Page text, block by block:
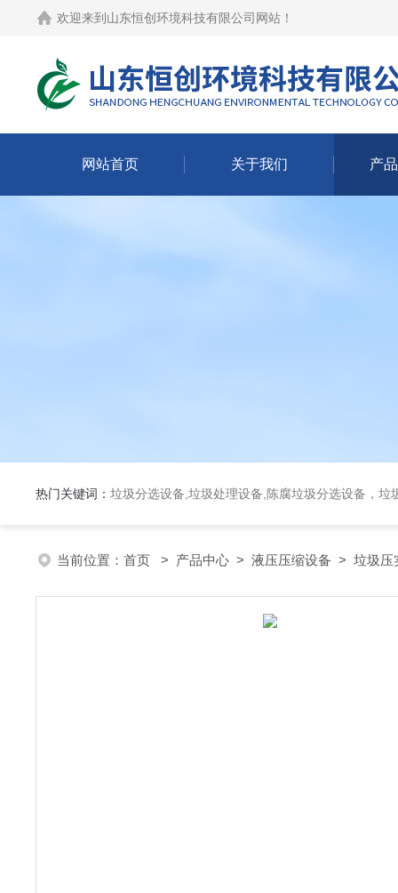
欢迎来到 山东恒创环境科技有限公司网站 ！
网站首页 关于我们 产
热门关键词： 垃圾分选设备,垃圾处理设备,陈腐垃圾分选设备，垃
当前位置： 首页 > 产品中心 > 液压压缩设备 > 垃圾压